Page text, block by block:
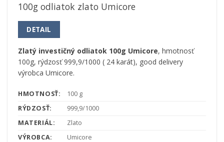
100g odliatok zlato Umicore
DETAIL
Zlatý investičný odliatok 100g Umicore, hmotnosť
100g, rýdzosť 999,9/1000 ( 24 karát), good delivery
výrobca Umicore.
HMOTNOSŤ:
100 g
RÝDZOSŤ:
999,9/1000
MATERIÁL:
Zlato
VÝROBCA:
Umicore